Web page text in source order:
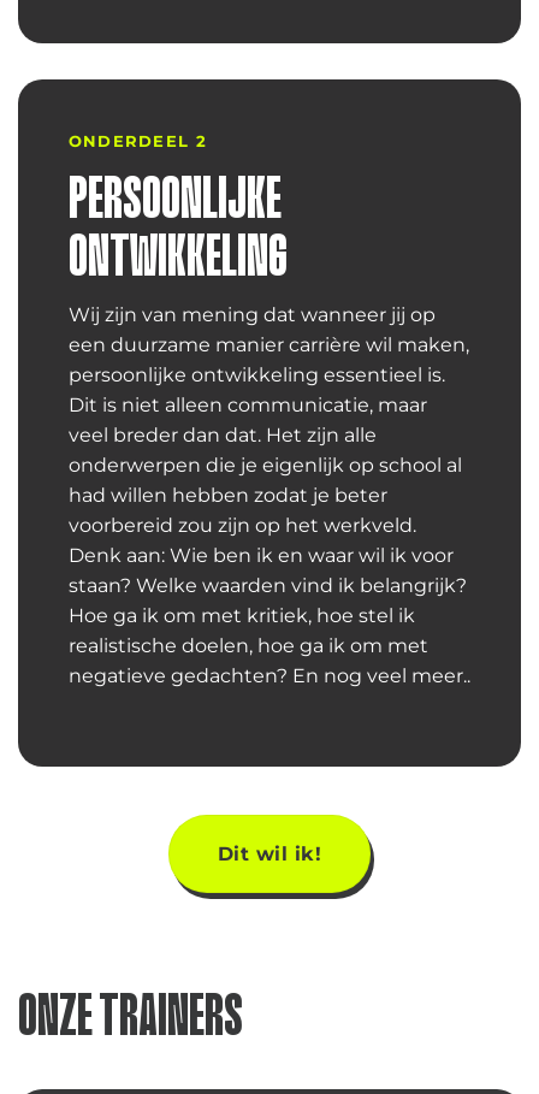
ONDERDEEL 2
PERSOONLIJKE
ONTWIKKELING
Wij zijn van mening dat wanneer jij op
een duurzame manier carrière wil maken,
persoonlijke ontwikkeling essentieel is.
Dit is niet alleen communicatie, maar
veel breder dan dat. Het zijn alle
onderwerpen die je eigenlijk op school al
had willen hebben zodat je beter
voorbereid zou zijn op het werkveld.
Denk aan: Wie ben ik en waar wil ik voor
staan? Welke waarden vind ik belangrijk?
Hoe ga ik om met kritiek, hoe stel ik
realistische doelen, hoe ga ik om met
negatieve gedachten? En nog veel meer..
Dit wil ik!
ONZE TRAINERS